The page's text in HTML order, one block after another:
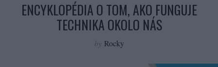
ENCYKLOPÉDIA O TOM, AKO FUNGUJE
TECHNIKA OKOLO NÁS
by Rocky